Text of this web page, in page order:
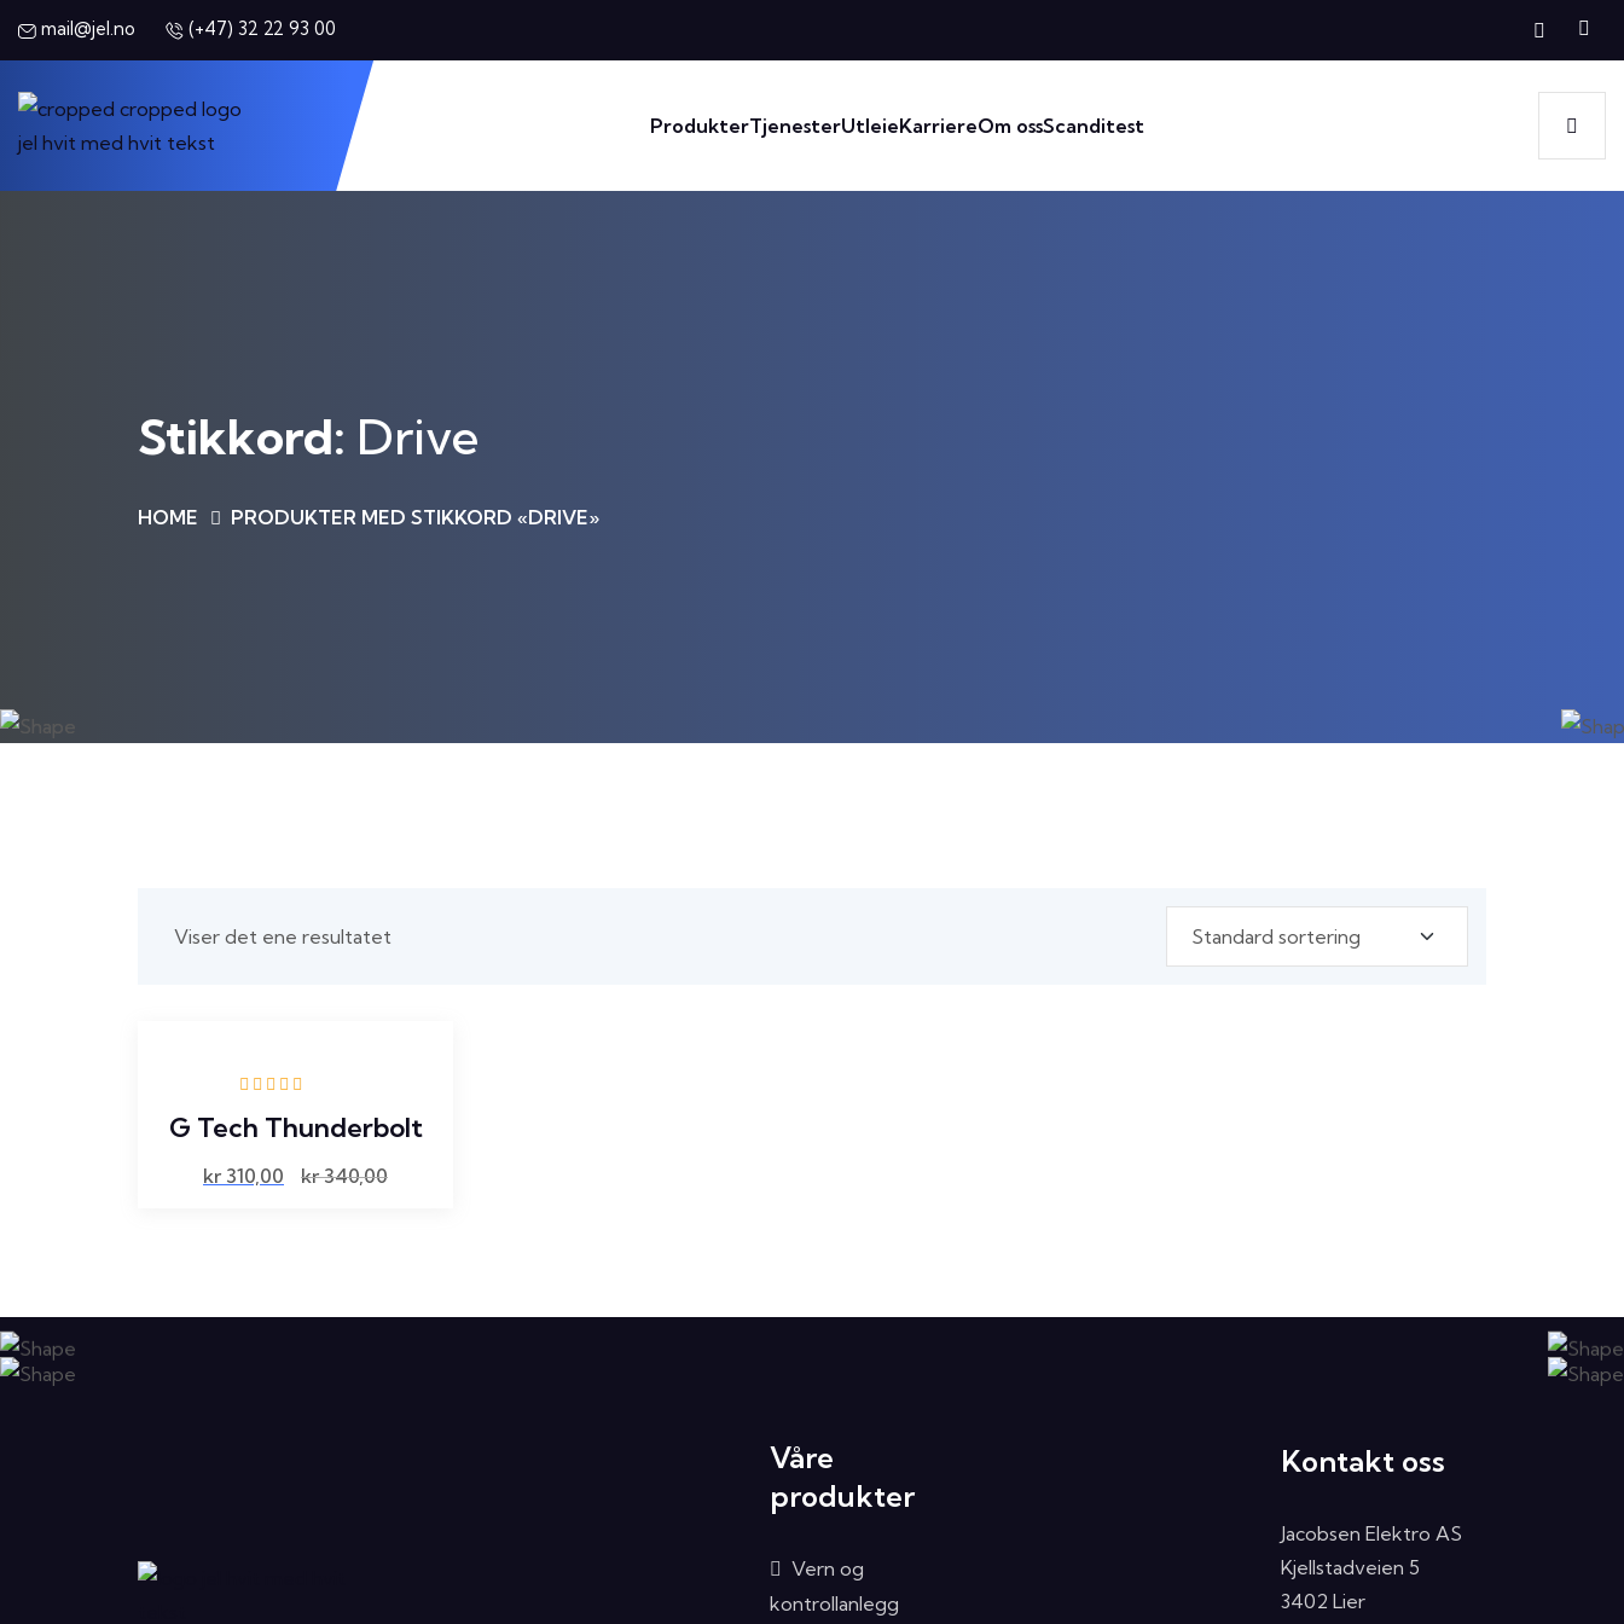
mail@jel.no (+47) 32 22 93 00
ProdukterTjenesterUtleieKarriereOm ossScanditest
Stikkord: Drive
HOME PRODUKTER MED STIKKORD «DRIVE»
Viser det ene resultatet
av 5
G Tech Thunderbolt
kr 310,00 kr340,00
Våre
produkter
Vern og
kontrollanlegg
Kontakt oss
Jacobsen Elektro AS
Kjellstadveien 5
3402 Lier